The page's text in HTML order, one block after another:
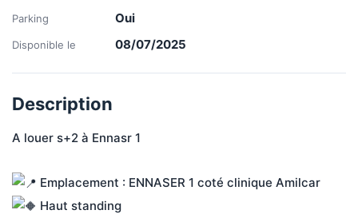
Parking Oui
Disponible le 08/07/2025
Description
A louer s+2 à Ennasr 1
Emplacement : ENNASER 1 coté clinique Amilcar
Haut standing